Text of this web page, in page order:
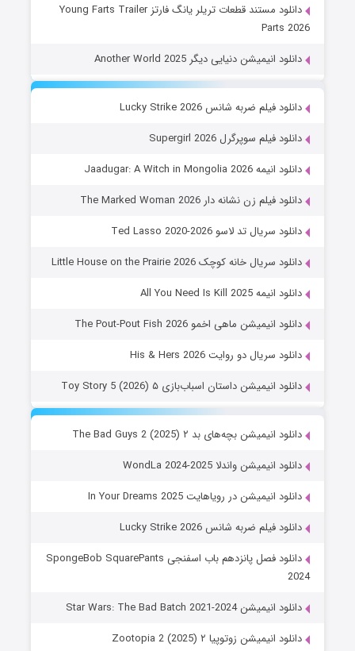
دانلود مستند قطعات تریلر یانگ فارتز Young Farts Trailer
Parts 2026
دانلود انیمیشن دنیایی دیگر Another World 2025
دانلود فیلم ضربه شانس Lucky Strike 2026
دانلود فیلم سوپرگرل Supergirl 2026
دانلود انیمه Jaadugar: A Witch in Mongolia 2026
دانلود فیلم زن نشانه دار The Marked Woman 2026
دانلود سریال تد لاسو Ted Lasso 2020-2026
دانلود سریال خانه کوچک Little House on the Prairie 2026
دانلود انیمه All You Need Is Kill 2025
دانلود انیمیشن ماهی اخمو The Pout-Pout Fish 2026
دانلود سریال دو روایت His & Hers 2026
دانلود انیمیشن داستان اسباب‌بازی ۵ Toy Story 5 (2026)
دانلود انیمیشن بچه‌های بد ۲ The Bad Guys 2 (2025)
دانلود انیمیشن واندلا WondLa 2024-2025
دانلود انیمیشن در رویاهایت In Your Dreams 2025
دانلود فیلم ضربه شانس Lucky Strike 2026
دانلود فصل پانزدهم باب اسفنجی SpongeBob SquarePants
2024
دانلود انیمیشن Star Wars: The Bad Batch 2021-2024
دانلود انیمیشن زوتوپیا ۲ Zootopia 2 (2025)